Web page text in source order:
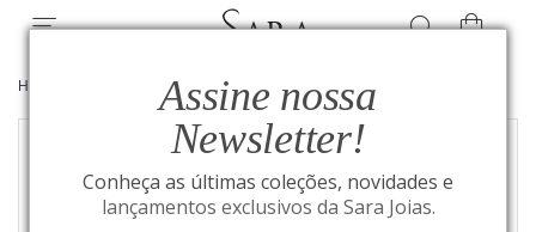
Assine nossa
Newsletter!
Conheça as últimas coleções, novidades e
lançamentos exclusivos da Sara Joias.
HOME ANÉIS